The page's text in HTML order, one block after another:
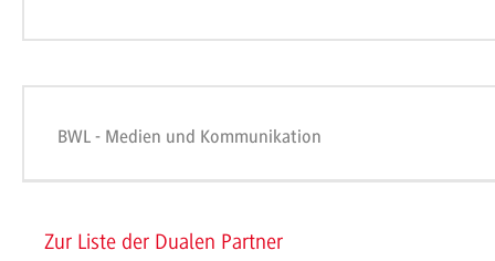
BWL - Medien und Kommunikation
Zur Liste der Dualen Partner